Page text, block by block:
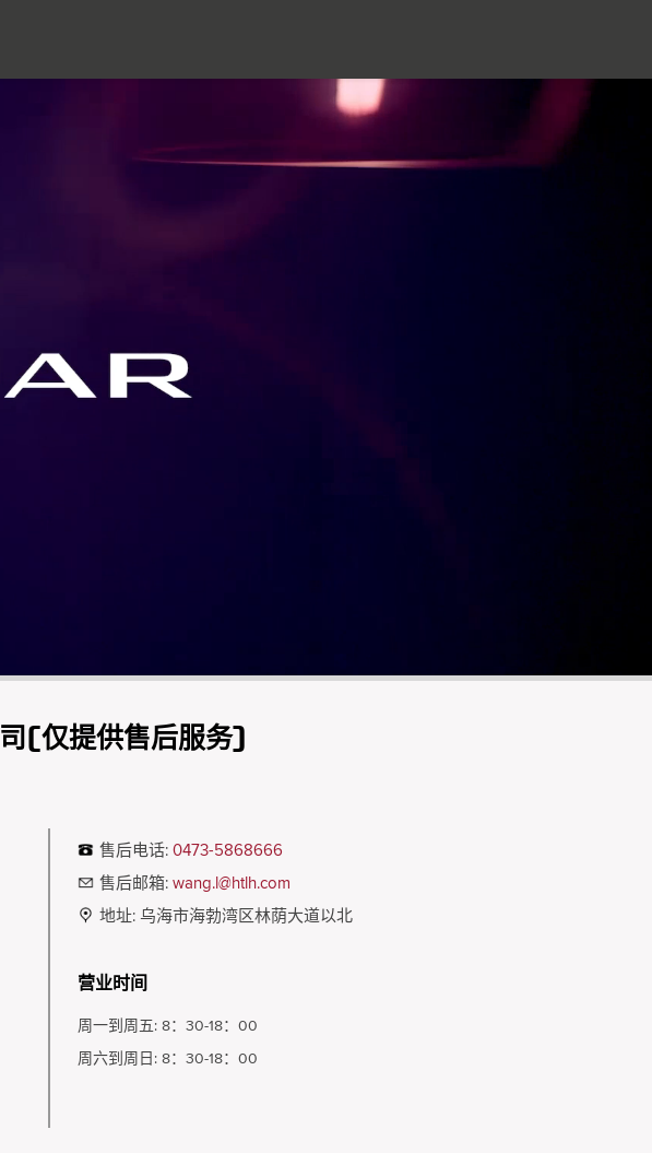
(仅提供售后服务)
售后电话: 0473-5868666
售后邮箱: wang.l@htlh.com
地址: 乌海市海勃湾区林荫大道以北
营业时间
周一到周五: 8：30-18：00
周六到周日: 8：30-18：00